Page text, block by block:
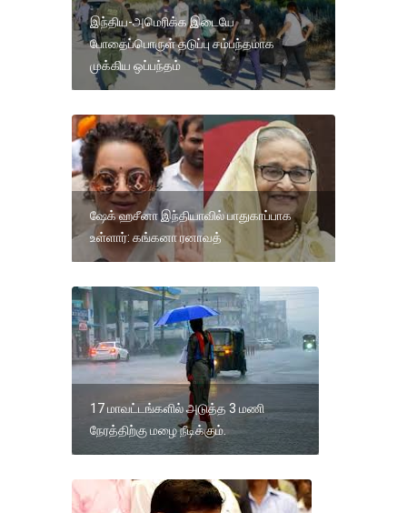
இந்திய-அமெரிக்க இடையே
போதைப்பொருள் தடுப்பு சம்பந்தமாக
முக்கிய ஒப்பந்தம்
ஷேக் ஹசீனா இந்தியாவில் பாதுகாப்பாக
உள்ளார்: கங்கனா ரனாவத்
17 மாவட்டங்களில் அடுத்த 3 மணி
நேரத்திற்கு மழை நீடிக்கும்.